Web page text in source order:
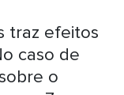
traz efeitos
caso de
o